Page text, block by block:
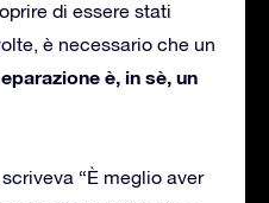
di essere stati
è necessario che un
è, in sè, un
“È meglio aver